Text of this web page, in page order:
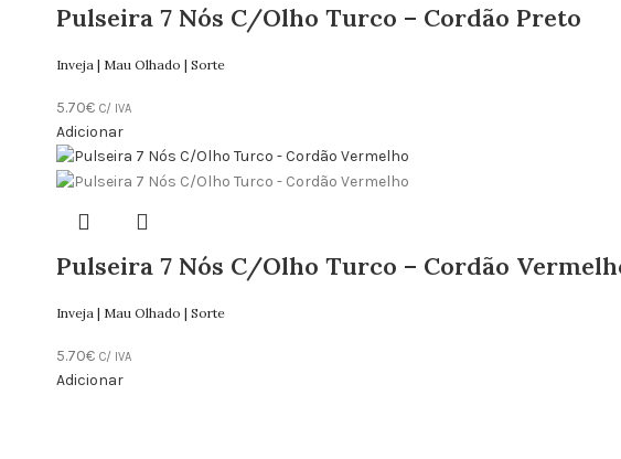
Pulseira 7 Nós C/Olho Turco – Cordão Preto
Inveja | Mau Olhado | Sorte
5.70€ C/ IVA
Adicionar
Pulseira 7 Nós C/Olho Turco – Cordão
Inveja | Mau Olhado | Sorte
5.70€ C/ IVA
Adicionar